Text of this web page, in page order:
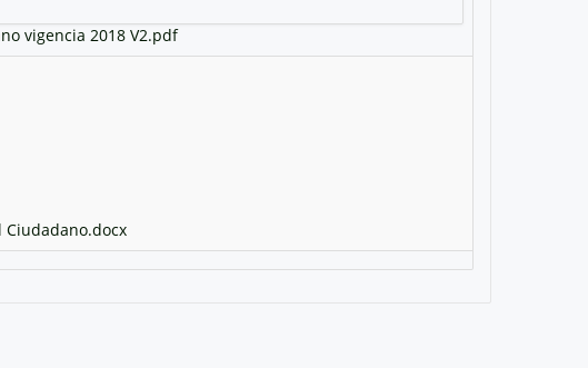
vigencia 2018 V2.pdf
Ciudadano.docx